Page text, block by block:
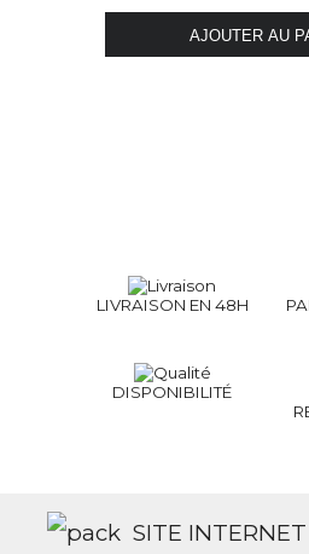
LIVRAISON EN 48H
DISPONIBILITÉ
SITE